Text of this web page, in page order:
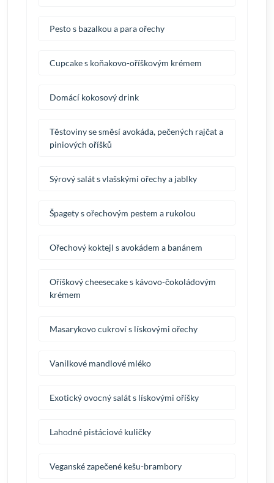
Pesto s bazalkou a para ořechy
Cupcake s koňakovo-oříškovým krémem
Domácí kokosový drink
Těstoviny se směsí avokáda, pečených rajčat a
piniových oříšků
Sýrový salát s vlašskými ořechy a jablky
Špagety s ořechovým pestem a rukolou
Ořechový koktejl s avokádem a banánem
Oříškový cheesecake s kávovo-čokoládovým
krémem
Masarykovo cukroví s lískovými ořechy
Vanilkové mandlové mléko
Exotický ovocný salát s lískovými oříšky
Lahodné pistáciové kuličky
Veganské zapečené kešu-brambory